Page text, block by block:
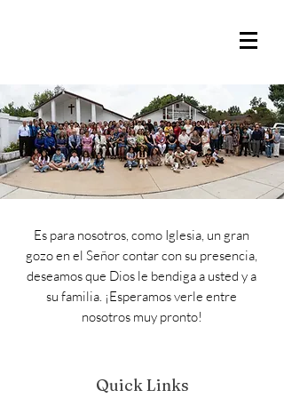
Es para nosotros, como Iglesia, un gran
gozo en el Señor contar con su presencia,
deseamos que Dios le bendiga a usted y a
su familia. ¡Esperamos verle entre
nosotros muy pronto!
Quick Links